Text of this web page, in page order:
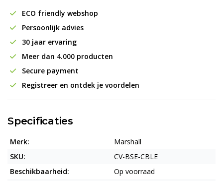
ECO friendly webshop
Persoonlijk advies
30 jaar ervaring
Meer dan 4.000 producten
Secure payment
Registreer en ontdek je voordelen
Specificaties
Merk:
Marshall
SKU:
CV-BSE-CBLE
Beschikbaarheid:
Op voorraad